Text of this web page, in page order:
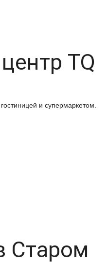
TQ
и супермаркетом.
Старом